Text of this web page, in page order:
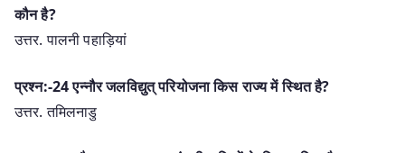
कौन है?
उत्तर. पालनी पहाड़ियां
प्रश्न:-24 एन्नौर जलविद्युत् परियोजना किस राज्य में स्थित है?
उत्तर. तमिलनाडु